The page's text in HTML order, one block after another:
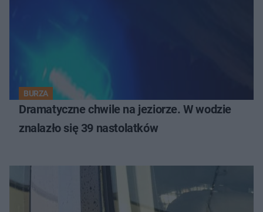
BURZA
Dramatyczne chwile na jeziorze. W wodzie
znalazło się 39 nastolatków